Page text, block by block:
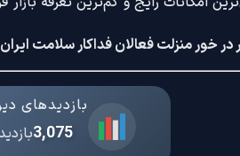
خور منزلت فعالان فداکار سلامت
بازدیدهای
3,075